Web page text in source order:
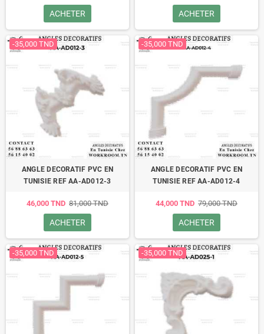
ACHETER ACHETER
-35,000 TND
ANGLE DECORATIF PVC EN
TUNISIE REF AA-AD012-3
46,000 TND 81,000 TND
ACHETER
-35,000 TND
ANGLE DECORATIF PVC EN
TUNISIE REF AA-AD012-4
44,000 TND 79,000 TND
ACHETER
-35,000 TND -35,000 TND